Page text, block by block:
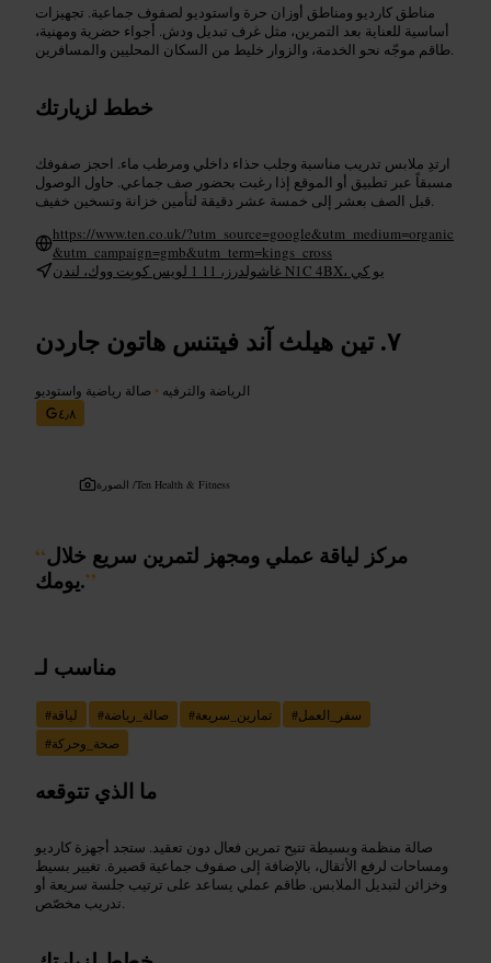
مناطق كارديو ومناطق أوزان حرة واستوديو لصفوف جماعية. تجهيزات
أساسية للعناية بعد التمرين، مثل غرف تبديل ودش. أجواء حضرية ومهنية،
طاقم موجّه نحو الخدمة، والزوار خليط من السكان المحليين والمسافرين.
خطط لزيارتك
ارتدِ ملابس تدريب مناسبة وجلب حذاء داخلي ومرطب ماء. احجز صفوفك
مسبقاً عبر تطبيق أو الموقع إذا رغبت بحضور صف جماعي. حاول الوصول
قبل الصف بعشر إلى خمسة عشر دقيقة لتأمين خزانة وتسخين خفيف.
https://www.ten.co.uk/?utm_source=google&utm_medium=organic
&utm_campaign=gmb&utm_term=kings_cross
غاشولدرز، 11 1 لويس كوبِت ووك، لندن N1C 4BX، يو كي
تين هيلث آند فيتنس هاتون جاردن
الرياضة والترفيه • صالة رياضية واستوديو
٤٫٨
الصورة /Ten Health & Fitness
“مركز لياقة عملي ومجهز لتمرين سريع خلال
يومك.”
مناسب لـ
#لياقة #صالة_رياضة #تمارين_سريعة #سفر_العمل
#صحة_وحركة
ما الذي تتوقعه
صالة منظمة وبسيطة تتيح تمرين فعال دون تعقيد. ستجد أجهزة كارديو
ومساحات لرفع الأثقال، بالإضافة إلى صفوف جماعية قصيرة. تغيير بسيط
وخزائن لتبديل الملابس. طاقم عملي يساعد على ترتيب جلسة سريعة أو
تدريب مخصّص.